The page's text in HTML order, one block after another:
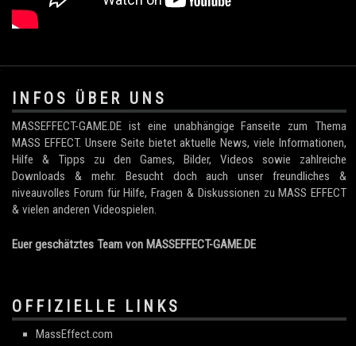
.
INFOS ÜBER UNS
MASSEFFECT-GAME.DE ist eine unabhängige Fanseite zum Thema
MASS EFFECT. Unsere Seite bietet aktuelle News, viele Informationen,
Hilfe & Tipps zu den Games, Bilder, Videos sowie zahlreiche
Downloads & mehr. Besucht doch auch unser freundliches &
niveauvolles Forum für Hilfe, Fragen & Diskussionen zu MASS EFFECT
& vielen anderen Videospielen.
Euer geschätztes Team von MASSEFFECT-GAME.DE
OFFIZIELLE LINKS
MassEffect.com